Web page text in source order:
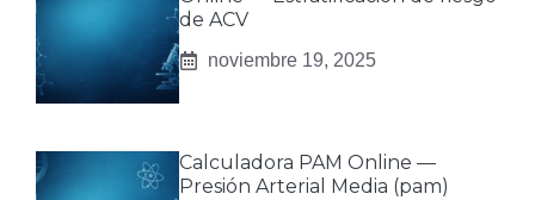
de ACV
noviembre 19, 2025
Calculadora PAM Online —
Presión Arterial Media (pam)